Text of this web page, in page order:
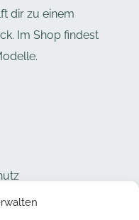
dir zu einem
Im Shop findest